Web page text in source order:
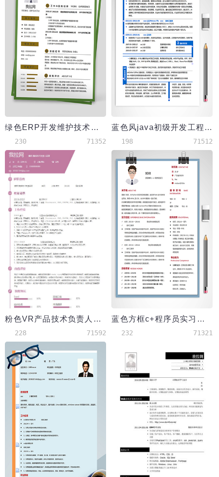
绿色ERP开发维护技术负责人简历
230 71352
蓝色风java初级开发工程师简历模板
198 71512
粉色VR产品技术负责人简历模板
228 71592
蓝色方框c+程序员实习简历模板
232 71321